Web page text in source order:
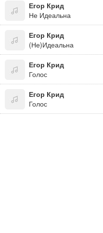
Егор Крид
Не Идеальна
Егор Крид
(Не)Идеальна
Егор Крид
Голос
Егор Крид
Голос